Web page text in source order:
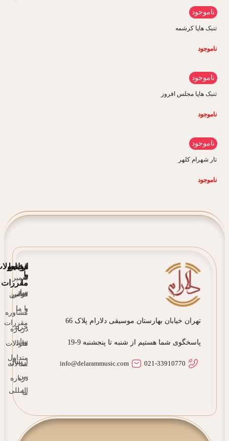
ناموجود
تنبک هاپا کرشمه
ناموجود
ناموجود
تنبک هاپا مجلس افروز
ناموجود
ناموجود
تار شهرام کلهر
ناموجود
تهران خیابان بهارستان موسیقی دلارام پلاک 66
پاسخگوی شما هستیم از شنبه تا پنجشنبه 9-19
021-33910770
info@delarammusic.com
تعمیر
ساز
مشاوره
خرید
ساز
ارسال
بین
المللی
قوانین
و
مقررات
قوانین
و
مقررات
سوالات
متداول
درباره
ما
ارتباط
با
ما
تماس
با ما
درباره
ما
مقالات